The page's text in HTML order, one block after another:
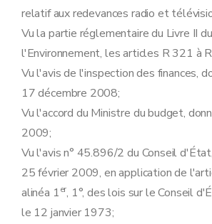
relatif aux redevances radio et
Vu la partie réglementaire du Livre II
l'Environnement, les articles R 321 à
Vu l'avis de l'inspection des finances,
17 décembre 2008;
Vu l'accord du Ministre du budget,
2009;
Vu l'avis n° 45.896/2 du Conseil
25 février 2009, en application de
alinéa 1er, 1°, des lois sur le Conseil
le 12 janvier 1973;